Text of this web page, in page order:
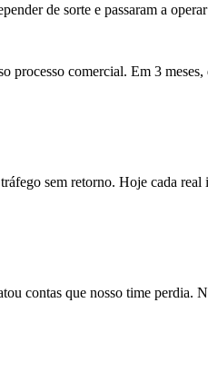
de sorte e passaram a
processo comercial. Em 3
sem retorno. Hoje cada
contas que nosso time perdia.